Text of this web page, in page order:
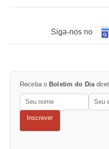
Siga-nos no
Receba o Boletim do Dia
Inscrever